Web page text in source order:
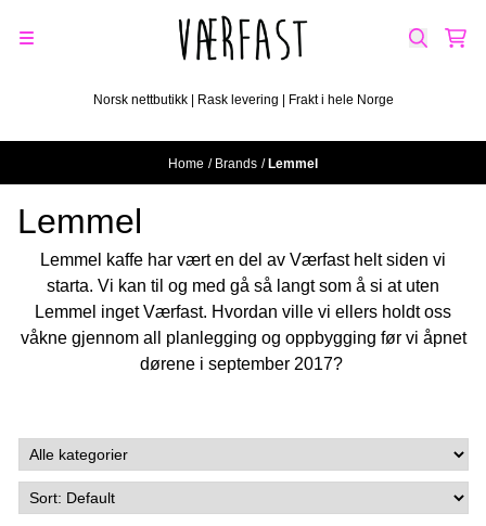
Norsk nettbutikk | Rask levering | Frakt i hele Norge
Home / Brands / Lemmel
Lemmel
Lemmel kaffe har vært en del av Værfast helt siden vi
starta. Vi kan til og med gå så langt som å si at uten
Lemmel inget Værfast. Hvordan ville vi ellers holdt oss
våkne gjennom all planlegging og oppbygging før vi åpnet
dørene i september 2017?